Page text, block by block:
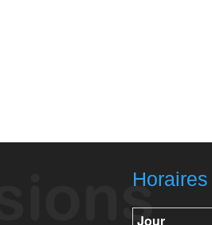
Horaires
Jour